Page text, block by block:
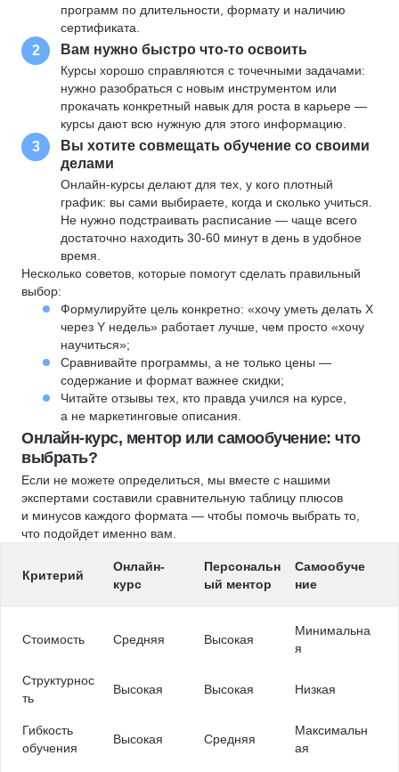
программ по длительности, формату и наличию
сертификата.
2 Вам нужно быстро что-то освоить
Курсы хорошо справляются с точечными задачами:
нужно разобраться с новым инструментом или
прокачать конкретный навык для роста в карьере —
курсы дают всю нужную для этого информацию.
3
Вы хотите совмещать обучение со своими
делами
Онлайн-курсы делают для тех, у кого плотный
график: вы сами выбираете, когда и сколько учиться.
Не нужно подстраивать расписание — чаще всего
достаточно находить 30-60 минут в день в удобное
время.
Несколько советов, которые помогут сделать правильный
выбор:
Формулируйте цель конкретно: «хочу уметь делать X
через Y недель» работает лучше, чем просто «хочу
научиться»;
Сравнивайте программы, а не только цены —
содержание и формат важнее скидки;
Читайте отзывы тех, кто правда учился на курсе,
а не маркетинговые описания.
Онлайн-курс, ментор или самообучение: что
выбрать?
Если не можете определиться, мы вместе с нашими
экспертами составили сравнительную таблицу плюсов
и минусов каждого формата — чтобы помочь выбрать то,
что подойдет именно вам.
Критерий
Онлайн-
курс
Персональн
ый ментор
Самообуче
ние
Стоимость Средняя Высокая
Минимальна
я
Структурнос
ть
Высокая Высокая Низкая
Гибкость
обучения
Высокая Средняя
Максимальн
ая